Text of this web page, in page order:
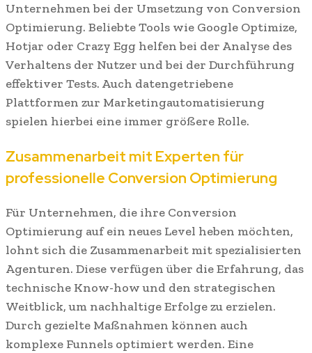
Unternehmen bei der Umsetzung von Conversion
Optimierung. Beliebte Tools wie Google Optimize,
Hotjar oder Crazy Egg helfen bei der Analyse des
Verhaltens der Nutzer und bei der Durchführung
effektiver Tests. Auch datengetriebene
Plattformen zur Marketingautomatisierung
spielen hierbei eine immer größere Rolle.
Zusammenarbeit mit Experten für
professionelle Conversion Optimierung
Für Unternehmen, die ihre Conversion
Optimierung auf ein neues Level heben möchten,
lohnt sich die Zusammenarbeit mit spezialisierten
Agenturen. Diese verfügen über die Erfahrung, das
technische Know-how und den strategischen
Weitblick, um nachhaltige Erfolge zu erzielen.
Durch gezielte Maßnahmen können auch
komplexe Funnels optimiert werden. Eine